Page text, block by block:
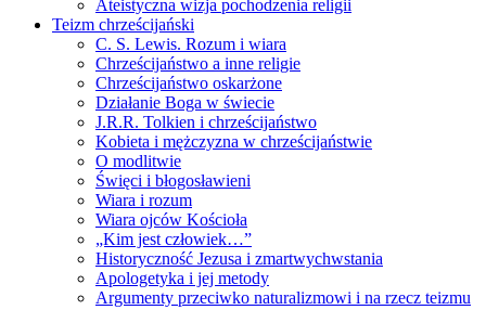
Ateistyczna wizja pochodzenia religii
Teizm chrześcijański
C. S. Lewis. Rozum i wiara
Chrześcijaństwo a inne religie
Chrześcijaństwo oskarżone
Działanie Boga w świecie
J.R.R. Tolkien i chrześcijaństwo
Kobieta i mężczyzna w chrześcijaństwie
O modlitwie
Święci i błogosławieni
Wiara i rozum
Wiara ojców Kościoła
„Kim jest człowiek…”
Historyczność Jezusa i zmartwychwstania
Apologetyka i jej metody
Argumenty przeciwko naturalizmowi i na rzecz teizmu